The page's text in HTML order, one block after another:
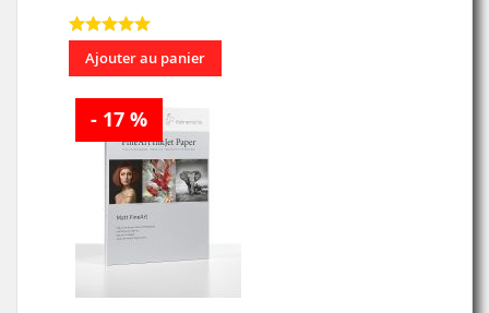
Ajouter au panier
- 17 %